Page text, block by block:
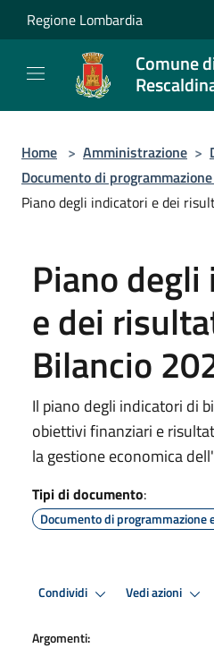
Salta al contenuto principale
Regione Lombardia
Comune
Home > Amministrazione >
Documento di
Piano degli indicatori e dei
Piano
e dei
Bilancio
Il piano degli indicatori di
obiettivi finanziari e
la gestione economica
Tipi di documento:
Documento di programmazione
Condividi Vedi azioni
Argomenti: